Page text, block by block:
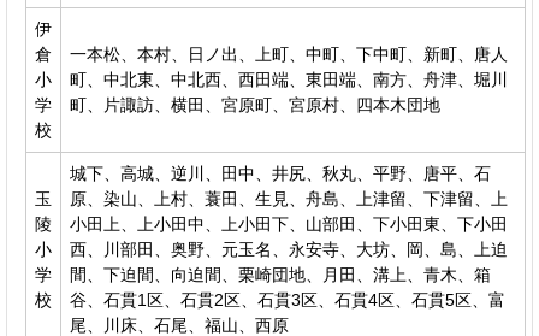
伊
倉
小
学
校
一本松、本村、日ノ出、上町、中町、下中町、新町、唐人
町、中北東、中北西、西田端、東田端、南方、舟津、堀川
町、片諏訪、横田、宮原町、宮原村、四本木団地
玉
陵
小
学
校
城下、高城、逆川、田中、井尻、秋丸、平野、唐平、石
原、染山、上村、蓑田、生見、舟島、上津留、下津留、上
小田上、上小田中、上小田下、山部田、下小田東、下小田
西、川部田、奥野、元玉名、永安寺、大坊、岡、島、上迫
間、下迫間、向迫間、栗崎団地、月田、溝上、青木、箱
谷、石貫1区、石貫2区、石貫3区、石貫4区、石貫5区、富
尾、川床、石尾、福山、西原